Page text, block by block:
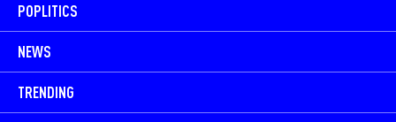
POPLITICS
NEWS
TRENDING